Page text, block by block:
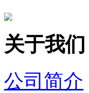
关于我们
公司简介